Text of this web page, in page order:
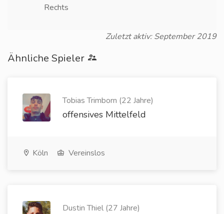
Rechts
Zuletzt aktiv: September 2019
Ähnliche Spieler
Tobias Trimborn (22 Jahre)
offensives Mittelfeld
Köln Vereinslos
Dustin Thiel (27 Jahre)